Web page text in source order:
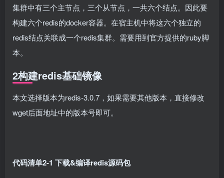
集群中有三个主节点，三个从节点，一共六个结点。因此要
构建六个redis的docker容器。在宿主机中将这六个独立的
redis结点关联成一个redis集群。需要用到官方提供的ruby脚
本。
2构建redis基础镜像
本文选择版本为redis-3.0.7，如果需要其他版本，直接修改
wget后面地址中的版本号即可。
代码清单2-1 下载&编译redis源码包